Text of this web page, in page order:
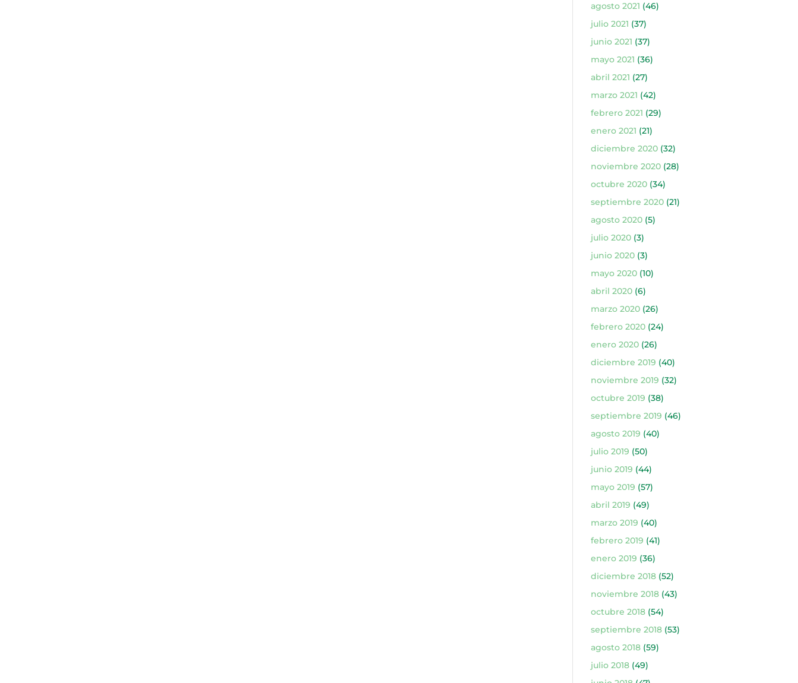
agosto 2021 (46)
julio 2021 (37)
junio 2021 (37)
mayo 2021 (36)
abril 2021 (27)
marzo 2021 (42)
febrero 2021 (29)
enero 2021 (21)
diciembre 2020(32)
noviembre 2020(28)
octubre 2020(34)
septiembre 2020(21)
agosto 2020(5)
julio 2020(3)
junio 2020(3)
mayo 2020(10)
abril 2020(6)
marzo 2020(26)
febrero 2020(24)
enero 2020(26)
diciembre 2019 (40)
noviembre 2019 (32)
octubre 2019 (38)
septiembre 2019 (46)
agosto 2019 (40)
julio 2019 (50)
junio 2019 (44)
mayo 2019 (57)
abril 2019 (49)
marzo 2019 (40)
febrero 2019 (41)
enero 2019 (36)
diciembre 2018(52)
noviembre 2018(43)
octubre 2018(54)
septiembre 2018(53)
agosto 2018(59)
julio 2018(49)